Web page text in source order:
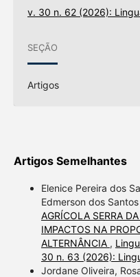
v. 30 n. 62 (2026):
SEÇÃO
Artigos
Artigos Semelhantes
Elenice Pereira dos
Edmerson dos Santos
AGRÍCOLA SERRA
IMPACTOS NA
ALTERNÂNCIA ,
30 n. 63 (2026):
Jordane Oliveira,